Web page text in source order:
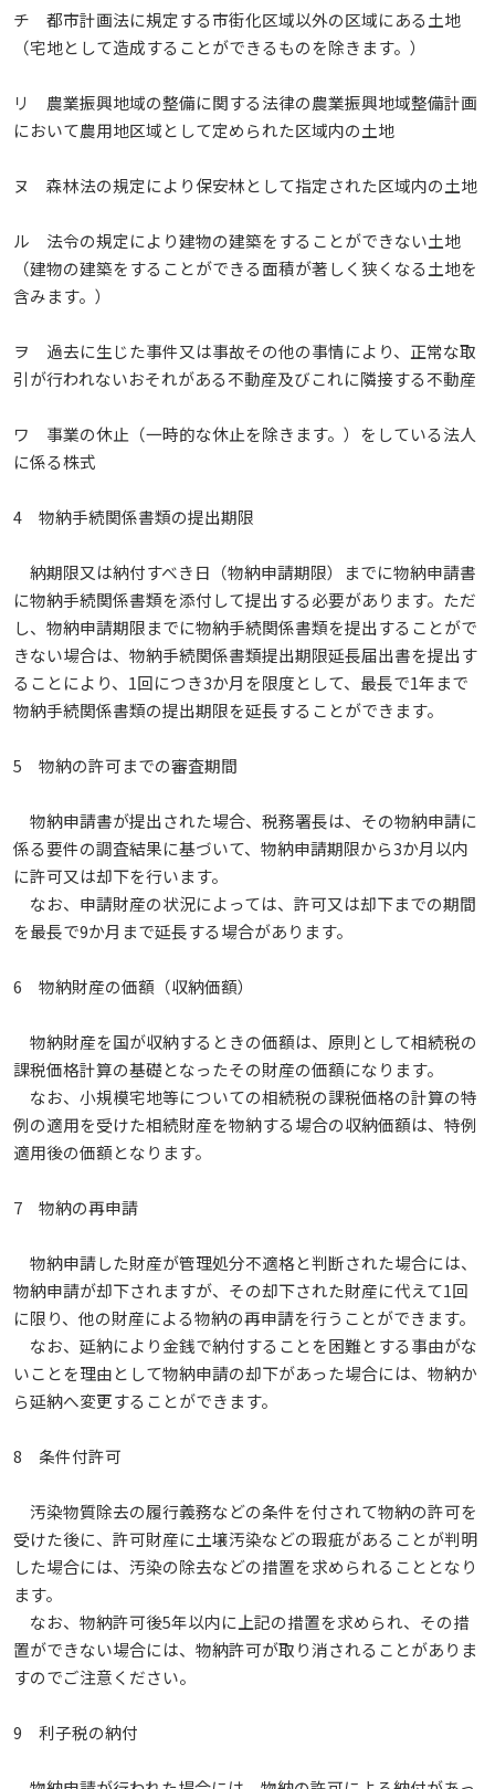
チ 都市計画法に規定する市街化区域以外の区域にある土地
（宅地として造成することができるものを除きます。）
リ 農業振興地域の整備に関する法律の農業振興地域整備計画
において農用地区域として定められた区域内の土地
ヌ 森林法の規定により保安林として指定された区域内の土地
ル 法令の規定により建物の建築をすることができない土地
（建物の建築をすることができる面積が著しく狭くなる土地を
含みます。）
ヲ 過去に生じた事件又は事故その他の事情により、正常な取
引が行われないおそれがある不動産及びこれに隣接する不動産
ワ 事業の休止（一時的な休止を除きます。）をしている法人
に係る株式
4 物納手続関係書類の提出期限
納期限又は納付すべき日（物納申請期限）までに物納申請書
に物納手続関係書類を添付して提出する必要があります。ただ
し、物納申請期限までに物納手続関係書類を提出することがで
きない場合は、物納手続関係書類提出期限延長届出書を提出す
ることにより、1回につき3か月を限度として、最長で1年まで
物納手続関係書類の提出期限を延長することができます。
5 物納の許可までの審査期間
物納申請書が提出された場合、税務署長は、その物納申請に
係る要件の調査結果に基づいて、物納申請期限から3か月以内
に許可又は却下を行います。
なお、申請財産の状況によっては、許可又は却下までの期間
を最長で9か月まで延長する場合があります。
6 物納財産の価額（収納価額）
物納財産を国が収納するときの価額は、原則として相続税の
課税価格計算の基礎となったその財産の価額になります。
なお、小規模宅地等についての相続税の課税価格の計算の特
例の適用を受けた相続財産を物納する場合の収納価額は、特例
適用後の価額となります。
7 物納の再申請
物納申請した財産が管理処分不適格と判断された場合には、
物納申請が却下されますが、その却下された財産に代えて1回
に限り、他の財産による物納の再申請を行うことができます。
なお、延納により金銭で納付することを困難とする事由がな
いことを理由として物納申請の却下があった場合には、物納か
ら延納へ変更することができます。
8 条件付許可
汚染物質除去の履行義務などの条件を付されて物納の許可を
受けた後に、許可財産に土壌汚染などの瑕疵があることが判明
した場合には、汚染の除去などの措置を求められることとなり
ます。
なお、物納許可後5年以内に上記の措置を求められ、その措
置ができない場合には、物納許可が取り消されることがありま
すのでご注意ください。
9 利子税の納付